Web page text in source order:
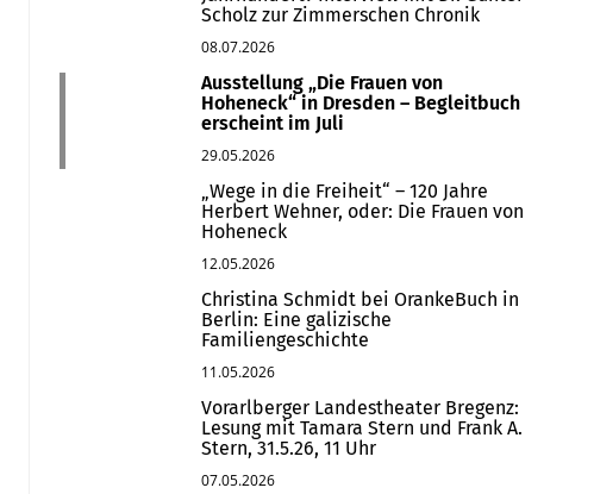
Scholz zur Zimmerschen Chronik
08.07.2026
Ausstellung „Die Frauen von
Hoheneck“ in Dresden – Begleitbuch
erscheint im Juli
29.05.2026
„Wege in die Freiheit“ – 120 Jahre
Herbert Wehner, oder: Die Frauen von
Hoheneck
12.05.2026
Christina Schmidt bei OrankeBuch in
Berlin: Eine galizische
Familiengeschichte
11.05.2026
Vorarlberger Landestheater Bregenz:
Lesung mit Tamara Stern und Frank A.
Stern, 31.5.26, 11 Uhr
07.05.2026